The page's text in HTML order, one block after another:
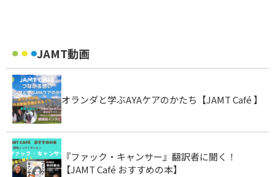
JAMT動画
オランダと学ぶAYAケアのかたち【JAMT Café 】
『ファック・キャンサー』翻訳者に聞く！
【JAMT Café おすすめの本】